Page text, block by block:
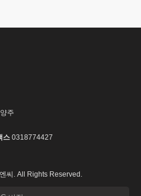
주
스 0318774427
씨. All Rights Reserved.